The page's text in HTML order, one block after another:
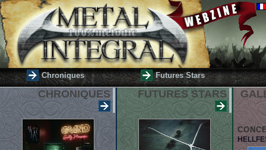
Chroniques Futures Stars
CHRONIQUES FUTURES STARS